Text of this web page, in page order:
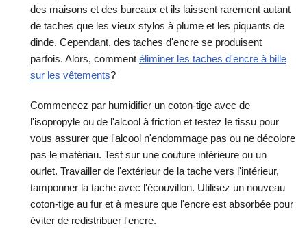
des maisons et des bureaux et ils laissent rarement autant
de taches que les vieux stylos à plume et les piquants de
dinde. Cependant, des taches d'encre se produisent
parfois. Alors, comment éliminer les taches d'encre à bille
sur les vêtements?
Commencez par humidifier un coton-tige avec de
l'isopropyle ou de l'alcool à friction et testez le tissu pour
vous assurer que l'alcool n'endommage pas ou ne décolore
pas le matériau. Test sur une couture intérieure ou un
ourlet. Travailler de l'extérieur de la tache vers l'intérieur,
tamponner la tache avec l'écouvillon. Utilisez un nouveau
coton-tige au fur et à mesure que l'encre est absorbée pour
éviter de redistribuer l'encre.